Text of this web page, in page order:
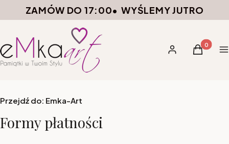
ZAMÓW DO 17:00• WYŚLEMY JUTRO
Zaloguj sięProdukty
Koszyk
Przejdź do: Emka-Art
Formy płatności